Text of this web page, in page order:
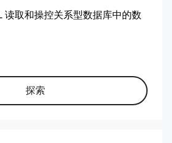
读取和操控关系型数据库中的数
探索